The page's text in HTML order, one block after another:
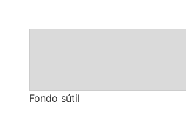
Fondo sútil